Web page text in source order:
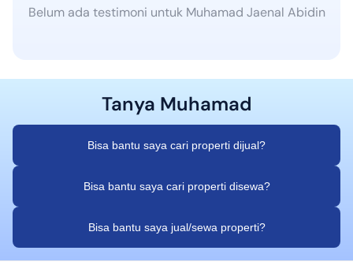
Belum ada testimoni untuk Muhamad Jaenal Abidin
Tanya Muhamad
Bisa bantu saya cari properti dijual?
Bisa bantu saya cari properti disewa?
Bisa bantu saya jual/sewa properti?